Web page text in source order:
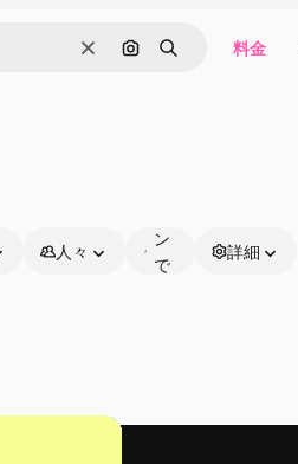
消去 画像で検索
検索 料金
人々
ン
で
詳細